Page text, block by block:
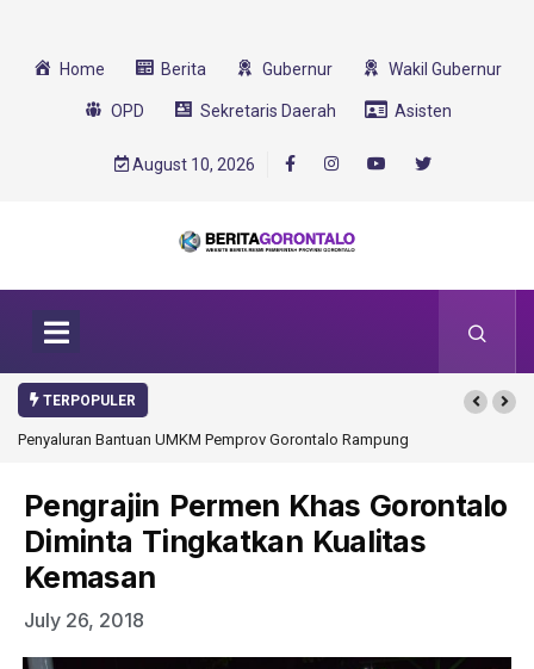
Home Berita Gubernur Wakil Gubernur
OPD Sekretaris Daerah Asisten
August 10, 2026
TERPOPULER
Penyaluran Bantuan UMKM Pemprov Gorontalo RampungGorontalo Ikut
Pengrajin Permen Khas Gorontalo
Diminta Tingkatkan Kualitas
Kemasan
July 26, 2018